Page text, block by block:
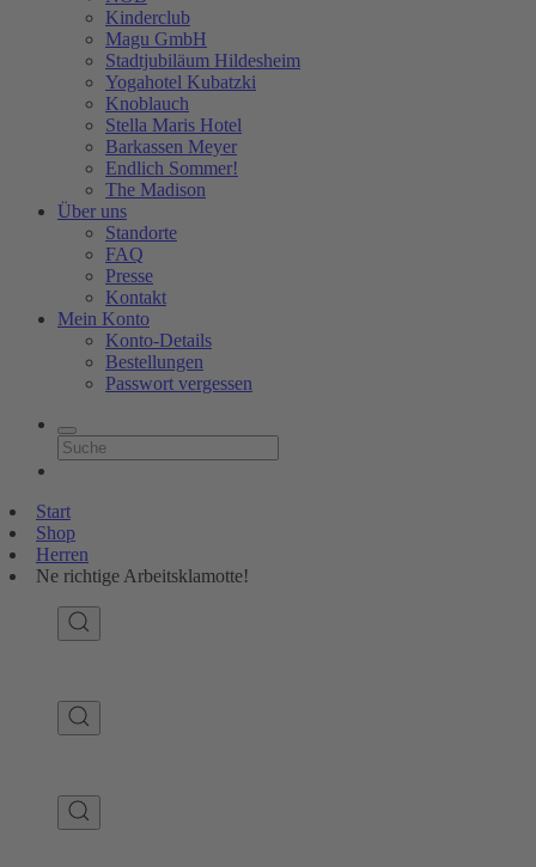
Kinderclub
Magu GmbH
Stadtjubiläum Hildesheim
Yogahotel Kubatzki
Knoblauch
Stella Maris Hotel
Barkassen Meyer
Endlich Sommer!
The Madison
Über uns
Standorte
FAQ
Presse
Kontakt
Mein Konto
Konto-Details
Bestellungen
Passwort vergessen
Start
Shop
Herren
Ne richtige Arbeitsklamotte!